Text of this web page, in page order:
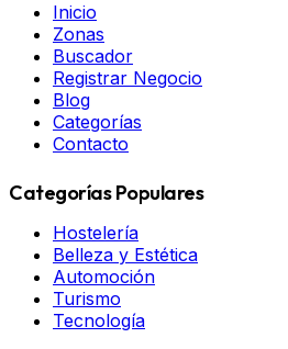
Inicio
Zonas
Buscador
Registrar Negocio
Blog
Categorías
Contacto
Categorías Populares
Hostelería
Belleza y Estética
Automoción
Turismo
Tecnología